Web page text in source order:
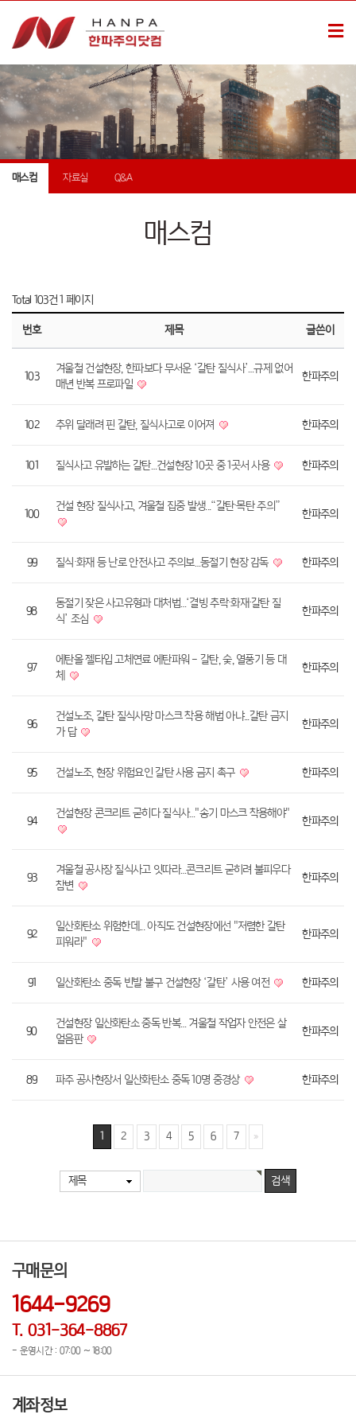
매스컴 자료실 Q&A
매스컴
Total 103건1 페이지
번호 제목 글쓴이
103
겨울철 건설현장, 한파보다 무서운 ‘갈탄 질식사’…규제 없어
매년 반복 프로파일
한파주의
102 추위 달래려 핀 갈탄, 질식사고로 이어져 한파주의
101 질식사고 유발하는 갈탄…건설현장 10곳 중 1곳서 사용 한파주의
100
건설 현장 질식사고, 겨울철 집중 발생...“갈탄·목탄 주의”
한파주의
99 질식·화재 등 난로 안전사고 주의보…동절기 현장 감독 한파주의
98
동절기 잦은 사고유형과 대처법…‘결빙 추락·화재·갈탄 질
식’ 조심
한파주의
97
에탄올 젤타입 고체연료 에탄파워 - 갈탄, 숯, 열풍기 등 대
체
한파주의
96
건설노조, 갈탄 질식사망 마스크 착용 해법 아냐...갈탄 금지
가 답
한파주의
95 건설노조, 현장 위험요인 갈탄 사용 금지 촉구 한파주의
94
건설현장 콘크리트 굳히다 질식사…"송기 마스크 착용해야"
한파주의
93
겨울철 공사장 질식사고 잇따라…콘크리트 굳히려 불피우다
참변
한파주의
92
일산화탄소 위험한데... 아직도 건설현장에선 "저렴한 갈탄
피워라"
한파주의
91 일산화탄소 중독 빈발 불구 건설현장 ‘갈탄’ 사용 여전 한파주의
90
건설현장 일산화탄소 중독 반복… 겨울철 작업자 안전은 살
얼음판
한파주의
89 파주 공사현장서 일산화탄소 중독 10명 중경상 한파주의
1 2 3 4 5 6 7
제목
구매문의
1644-9269
T. 031-364-8867
- 운영시간 : 07:00 ~ 18:00
계좌정보